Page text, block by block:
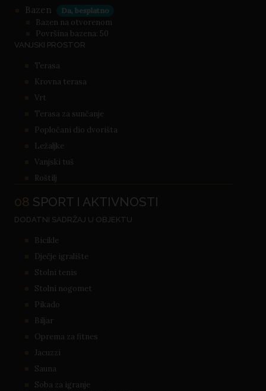
Bazen Da, besplatno
Bazen na otvorenom
Površina bazena: 50
VANJSKI PROSTOR
Terasa
Krovna terasa
Vrt
Terasa za sunčanje
Popločani dio dvorišta
Ležaljke
Vanjski tuš
Roštilj
08 SPORT I AKTIVNOSTI
DODATNI SADRŽAJ U OBJEKTU
Bicikle
Dječje igralište
Stolni tenis
Stolni nogomet
Pikado
Biljar
Oprema za fitnes
Jacuzzi
Sauna
Soba za igranje